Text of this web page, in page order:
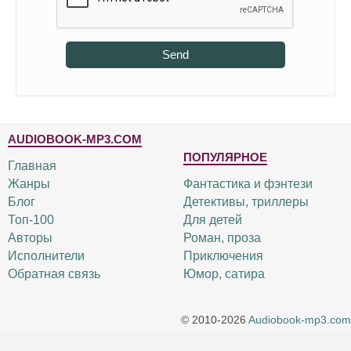
Send
AUDIOBOOK-MP3.COM
Главная
Жанры
Блог
Топ-100
Авторы
Исполнители
Обратная связь
ПОПУЛЯРНОЕ
Фантастика и фэнтези
Детективы, триллеры
Для детей
Роман, проза
Приключения
Юмор, сатира
© 2010-2026 Audiobook-mp3.com